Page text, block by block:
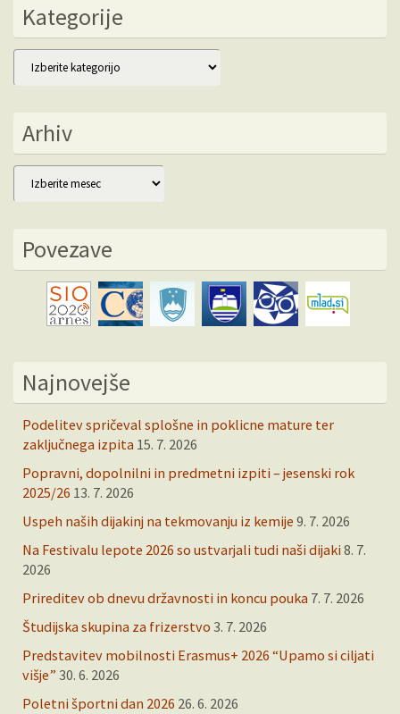
Kategorije
Kategorije
Arhiv
Arhiv
Povezave
Najnovejše
Podelitev spričeval splošne in poklicne mature ter
zaključnega izpita 15. 7. 2026
Popravni, dopolnilni in predmetni izpiti – jesenski rok
2025/26 13. 7. 2026
Uspeh naših dijakinj na tekmovanju iz kemije 9. 7. 2026
Na Festivalu lepote 2026 so ustvarjali tudi naši dijaki 8. 7.
2026
Prireditev ob dnevu državnosti in koncu pouka 7. 7. 2026
Študijska skupina za frizerstvo 3. 7. 2026
Predstavitev mobilnosti Erasmus+ 2026 “Upamo si ciljati
višje” 30. 6. 2026
Poletni športni dan 2026 26. 6. 2026